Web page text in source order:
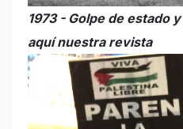
1973 - Golpe de estado
aquí nuestra revista